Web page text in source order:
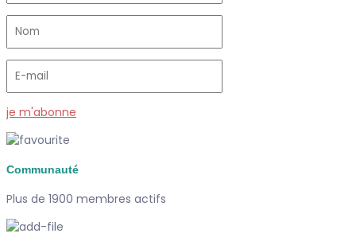
je m'abonne
Communauté
Plus de 1900 membres actifs